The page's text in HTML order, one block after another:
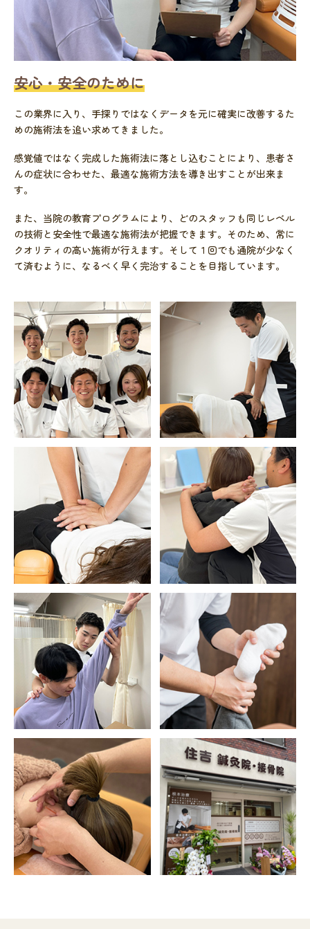
安心・安全のために
この業界に入り、手探りではなくデータを元に確実に改善するた
めの施術法を追い求めてきました。
感覚値ではなく完成した施術法に落とし込むことにより、患者さ
んの症状に合わせた、最適な施術方法を導き出すことが出来ま
す。
また、当院の教育プログラムにより、どのスタッフも同じレベル
の技術と安全性で最適な施術法が把握できます。そのため、常に
クオリティの高い施術が行えます。そして１回でも通院が少なく
て済むように、なるべく早く完治することを目指しています。